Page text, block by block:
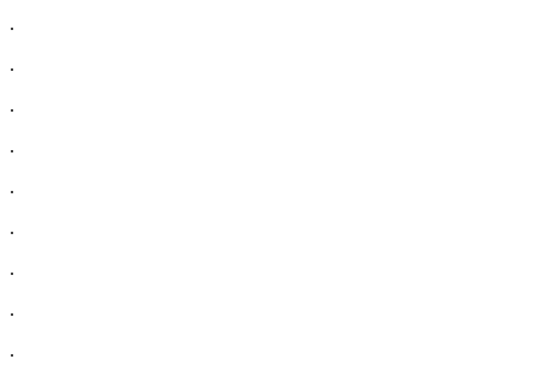
.
.
.
.
.
.
.
.
.